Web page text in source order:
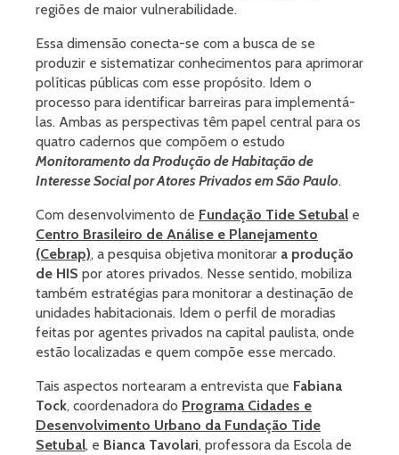
regiões de maior vulnerabilidade.
Essa dimensão conecta-se com a busca de se
produzir e sistematizar conhecimentos para aprimorar
políticas públicas com esse propósito. Idem o
processo para identificar barreiras para implementá-
las. Ambas as perspectivas têm papel central para os
quatro cadernos que compõem o estudo
Monitoramento da Produção de Habitação de
Interesse Social por Atores Privados em São Paulo.
Com desenvolvimento de Fundação Tide Setubal e
Centro Brasileiro de Análise e Planejamento
(Cebrap), a pesquisa objetiva monitorar a produção
de HIS por atores privados. Nesse sentido, mobiliza
também estratégias para monitorar a destinação de
unidades habitacionais. Idem o perfil de moradias
feitas por agentes privados na capital paulista, onde
estão localizadas e quem compõe esse mercado.
Tais aspectos nortearam a entrevista que Fabiana
Tock, coordenadora do Programa Cidades e
Desenvolvimento Urbano da Fundação Tide
Setubal, e Bianca Tavolari, professora da Escola de